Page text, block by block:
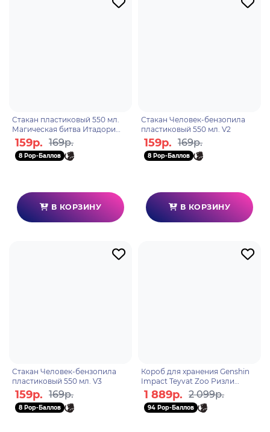
Стакан пластиковый 550 мл.
Магическая битва Итадори
Юдзи
159р. 169р.
8 Pop-Баллов
В КОРЗИНУ
Стакан Человек-бензопила
пластиковый 550 мл. V2
159р. 169р.
8 Pop-Баллов
В КОРЗИНУ
Стакан Человек-бензопила
пластиковый 550 мл. V3
159р. 169р.
8 Pop-Баллов
Короб для хранения Genshin
Impact Teyvat Zoo Ризли
Wriothesley 6942421130581
1 889р. 2 099р.
94 Pop-Баллов